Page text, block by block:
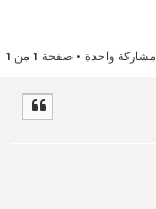
مشاركة واحدة • صفحة 1 من 1